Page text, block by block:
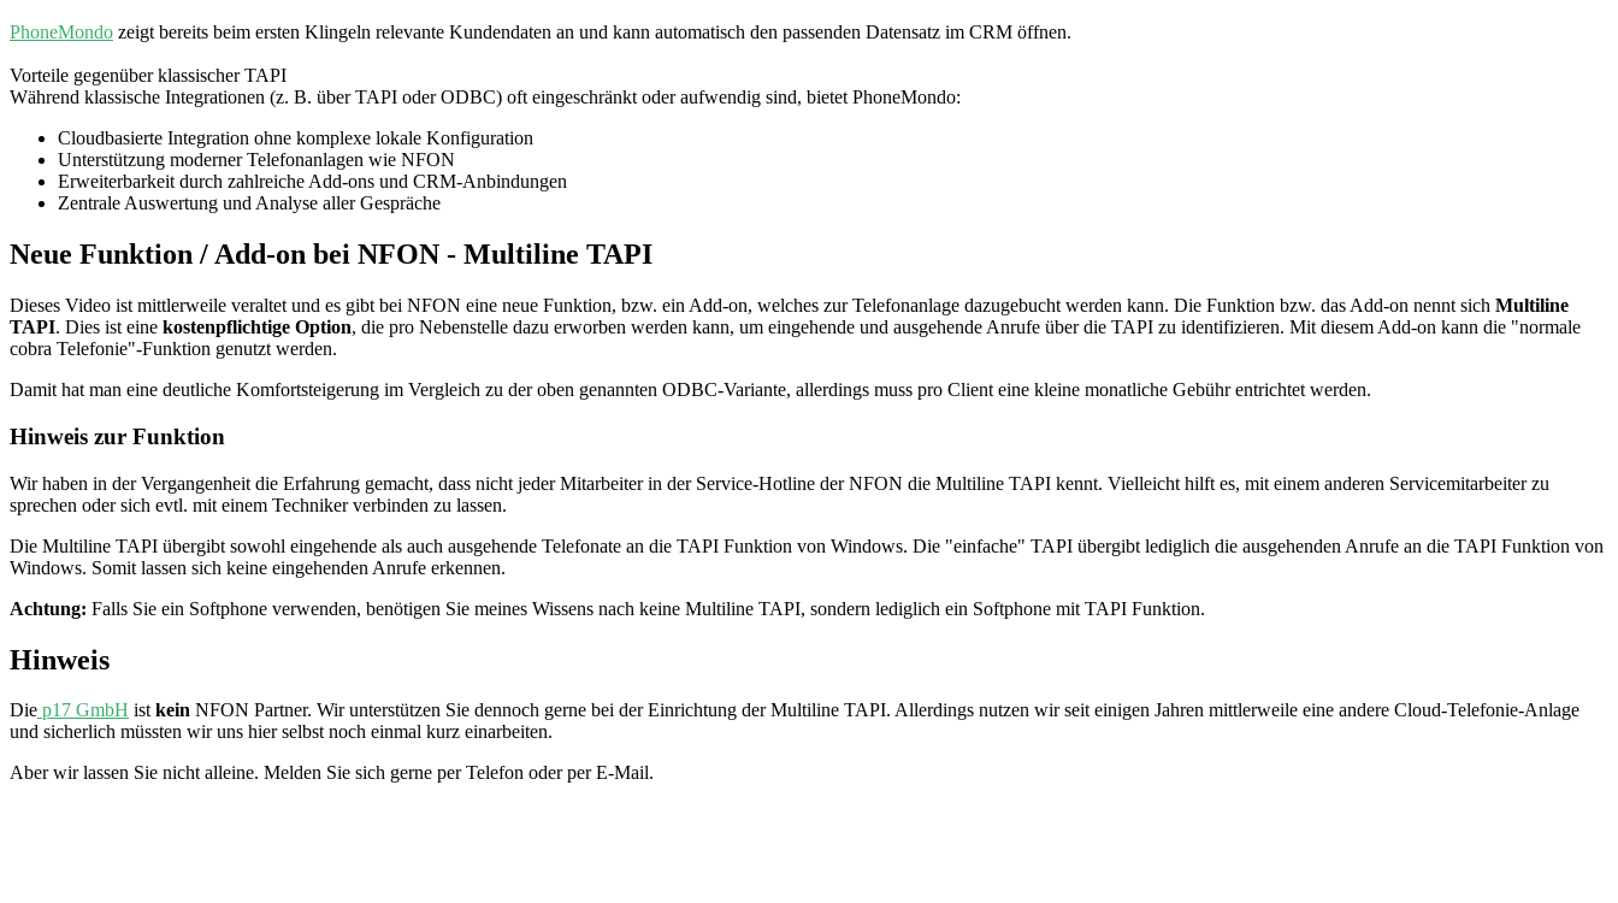
PhoneMondo zeigt bereits beim ersten Klingeln relevante Kundendaten an und kann automatisch den passenden Datensatz im CRM öffnen.
Vorteile gegenüber klassischer TAPI
Während klassische Integrationen (z. B. über TAPI oder ODBC) oft eingeschränkt oder aufwendig sind, bietet PhoneMondo:
Cloudbasierte Integration ohne komplexe lokale Konfiguration
Unterstützung moderner Telefonanlagen wie NFON
Erweiterbarkeit durch zahlreiche Add-ons und CRM-Anbindungen
Zentrale Auswertung und Analyse aller Gespräche
Neue Funktion / Add-on bei NFON - Multiline TAPI
Dieses Video ist mittlerweile veraltet und es gibt bei NFON eine neue Funktion, bzw. ein Add-on, welches zur Telefonanlage dazugebucht werden kann. Die Funktion bzw. das Add-on nennt sich Multiline
TAPI. Dies ist eine kostenpflichtige Option, die pro Nebenstelle dazu erworben werden kann, um eingehende und ausgehende Anrufe über die TAPI zu identifizieren. Mit diesem Add-on kann die "normale
cobra Telefonie"-Funktion genutzt werden.
Damit hat man eine deutliche Komfortsteigerung im Vergleich zu der oben genannten ODBC-Variante, allerdings muss pro Client eine kleine monatliche Gebühr entrichtet werden.
Hinweis zur Funktion
Wir haben in der Vergangenheit die Erfahrung gemacht, dass nicht jeder Mitarbeiter in der Service-Hotline der NFON die Multiline TAPI kennt. Vielleicht hilft es, mit einem anderen Servicemitarbeiter zu
sprechen oder sich evtl. mit einem Techniker verbinden zu lassen.
Die Multiline TAPI übergibt sowohl eingehende als auch ausgehende Telefonate an die TAPI Funktion von Windows. Die "einfache" TAPI übergibt lediglich die ausgehenden Anrufe an die TAPI Funktion von
Windows. Somit lassen sich keine eingehenden Anrufe erkennen.
Achtung: Falls Sie ein Softphone verwenden, benötigen Sie meines Wissens nach keine Multiline TAPI, sondern lediglich ein Softphone mit TAPI Funktion.
Hinweis
Die p17 GmbH istkein NFON Partner. Wir unterstützen Sie dennoch gerne bei der Einrichtung der Multiline TAPI. Allerdings nutzen wir seit einigen Jahren mittlerweile eine andere Cloud-Telefonie-Anlage
und sicherlich müssten wir uns hier selbst noch einmal kurz einarbeiten.
Aber wir lassen Sie nicht alleine. Melden Sie sich gerne per Telefon oder per E-Mail.